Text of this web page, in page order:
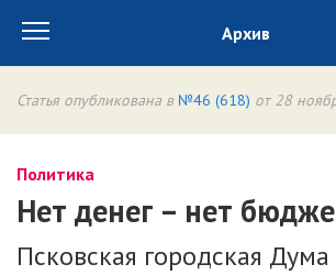
Архив
Статья опубликована в №46 (618) от 28
Политика
Нет денег – нет
Псковская городская